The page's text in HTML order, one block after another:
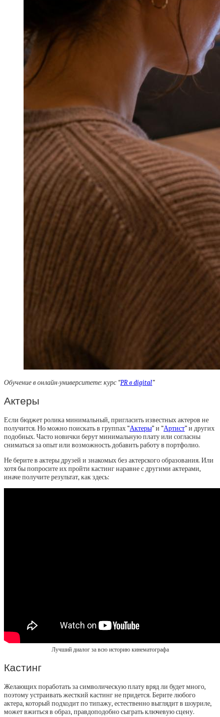
Обучение в онлайн-университете: курс “PR в digital”
Актеры
Если бюджет ролика минимальный, пригласить известных актеров не
получится. Но можно поискать в группах “Актеры” и “Артист” и других
подобных. Часто новички берут минимальную плату или согласны
сниматься за опыт или возможность добавить работу в портфолио.
Не берите в актеры друзей и знакомых без актерского образования. Или
хотя бы попросите их пройти кастинг наравне с другими актерами,
иначе получите результат, как здесь:
Лучший диалог за всю историю кинематографа
Кастинг
Желающих поработать за символическую плату вряд ли будет много,
поэтому устраивать жесткий кастинг не придется. Берите любого
актера, который подходит по типажу, естественно выглядит в шоуриле,
может вжиться в образ, правдоподобно сыграть ключевую сцену.